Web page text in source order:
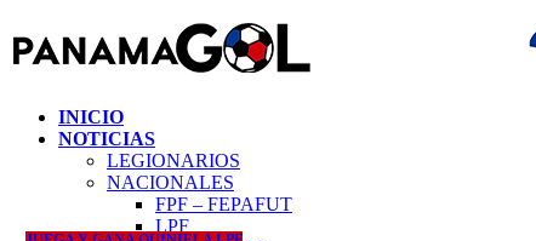
INICIO
NOTICIAS
LEGIONARIOS
NACIONALES
FPF – FEPAFUT
LPF